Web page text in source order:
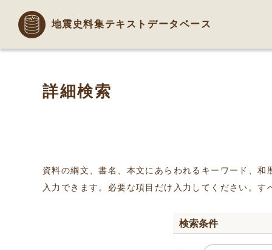
地震史料集テキストデータベース
詳細検索
資料の綱文、書名、本文にあらわれるキーワード、
入力できます。必要な項目だけ入力してください。
検索条件